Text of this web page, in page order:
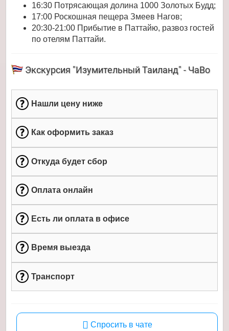
16:30 Потрясающая долина 1000 Золотых Будд;
17:00 Роскошная пещера Змеев Нагов;
20:30-21:00 Прибытие в Паттайю, развоз гостей
по отелям Паттайи.
Экскурсия "Изумительный Таиланд" - ЧаВо
Нашли цену ниже
Как оформить заказ
Откуда будет сбор
Оплата онлайн
Есть ли оплата в офисе
Время выезда
Транспорт
Спросить в чате